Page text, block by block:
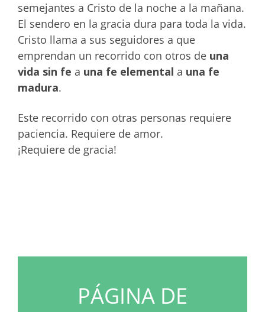
semejantes a Cristo de la noche a la mañana.
El sendero en la gracia dura para toda la vida.
Cristo llama a sus seguidores a que
emprendan un recorrido con otros de una
vida sin fe a una fe elemental a una fe
madura.
Este recorrido con otras personas requiere
paciencia. Requiere de amor.
¡Requiere de gracia!
PÁGINA DE